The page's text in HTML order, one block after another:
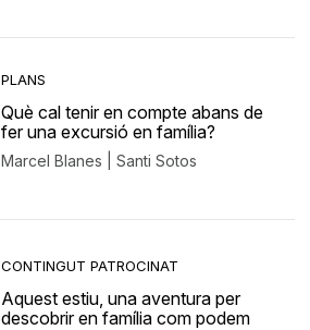
PLANS
Què cal tenir en compte abans de
fer una excursió en família?
Marcel Blanes | Santi Sotos
CONTINGUT PATROCINAT
Aquest estiu, una aventura per
descobrir en família com podem